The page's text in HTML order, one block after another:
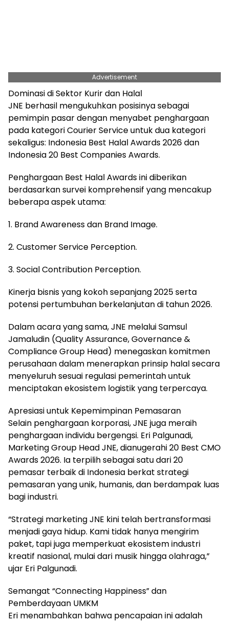
Advertisement
Dominasi di Sektor Kurir dan Halal
JNE berhasil mengukuhkan posisinya sebagai
pemimpin pasar dengan menyabet penghargaan
pada kategori Courier Service untuk dua kategori
sekaligus: Indonesia Best Halal Awards 2026 dan
Indonesia 20 Best Companies Awards.
Penghargaan Best Halal Awards ini diberikan
berdasarkan survei komprehensif yang mencakup
beberapa aspek utama:
1. Brand Awareness dan Brand Image.
2. Customer Service Perception.
3. Social Contribution Perception.
Kinerja bisnis yang kokoh sepanjang 2025 serta
potensi pertumbuhan berkelanjutan di tahun 2026.
Dalam acara yang sama, JNE melalui Samsul
Jamaludin (Quality Assurance, Governance &
Compliance Group Head) menegaskan komitmen
perusahaan dalam menerapkan prinsip halal secara
menyeluruh sesuai regulasi pemerintah untuk
menciptakan ekosistem logistik yang terpercaya.
Apresiasi untuk Kepemimpinan Pemasaran
Selain penghargaan korporasi, JNE juga meraih
penghargaan individu bergengsi. Eri Palgunadi,
Marketing Group Head JNE, dianugerahi 20 Best CMO
Awards 2026. Ia terpilih sebagai satu dari 20
pemasar terbaik di Indonesia berkat strategi
pemasaran yang unik, humanis, dan berdampak luas
bagi industri.
“Strategi marketing JNE kini telah bertransformasi
menjadi gaya hidup. Kami tidak hanya mengirim
paket, tapi juga memperkuat ekosistem industri
kreatif nasional, mulai dari musik hingga olahraga,”
ujar Eri Palgunadi.
Semangat “Connecting Happiness” dan
Pemberdayaan UMKM
Eri menambahkan bahwa pencapaian ini adalah